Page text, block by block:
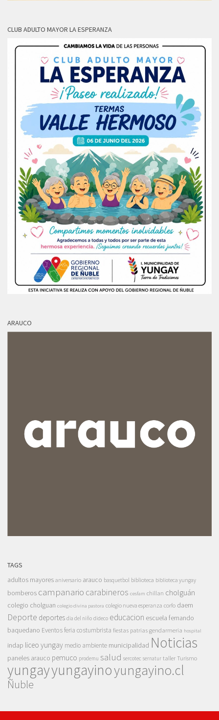
CLUB ADULTO MAYOR LA ESPERANZA
ARAUCO
TAGS
adultos mayores aniversario arauco basquetbol biblioteca biblioteca yungay
bomberos campanario carabineros cesfam chillan cholguán
colegio cholguan colegio divina pastora colegio nueva esperanza corfo daem
Deporte deportes dia del niño dideco educacion escuela fernando
baquedano Eventosferia costumbrista fiestas patrias gendarmeria hospital
indap liceo yungay medio ambiente municipalidad Noticias
paneles arauco pemuco prodemu salud sercotec sernatur taller Turismo
yungayyungayinoyungayino.cl
Ñuble